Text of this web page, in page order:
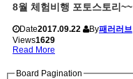
8월 체험비행 포토스토리~~
Date2017.09.22 By패러러브
Views1629
Read More
Board Pagination